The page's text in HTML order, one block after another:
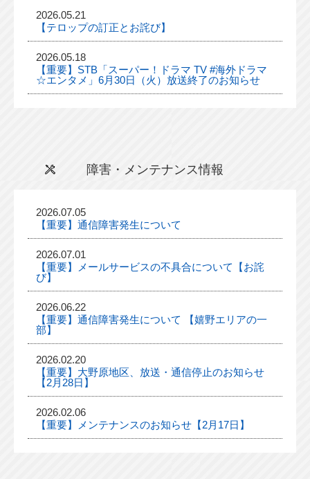
2026.05.21
【テロップの訂正とお詫び】
2026.05.18
【重要】STB「スーパー！ドラマ TV #海外ドラマ
☆エンタメ」6月30日（火）放送終了のお知らせ
障害・メンテナンス情報
2026.07.05
【重要】通信障害発生について
2026.07.01
【重要】メールサービスの不具合について【お詫
び】
2026.06.22
【重要】通信障害発生について 【嬉野エリアの一
部】
2026.02.20
【重要】大野原地区、放送・通信停止のお知らせ
【2月28日】
2026.02.06
【重要】メンテナンスのお知らせ【2月17日】